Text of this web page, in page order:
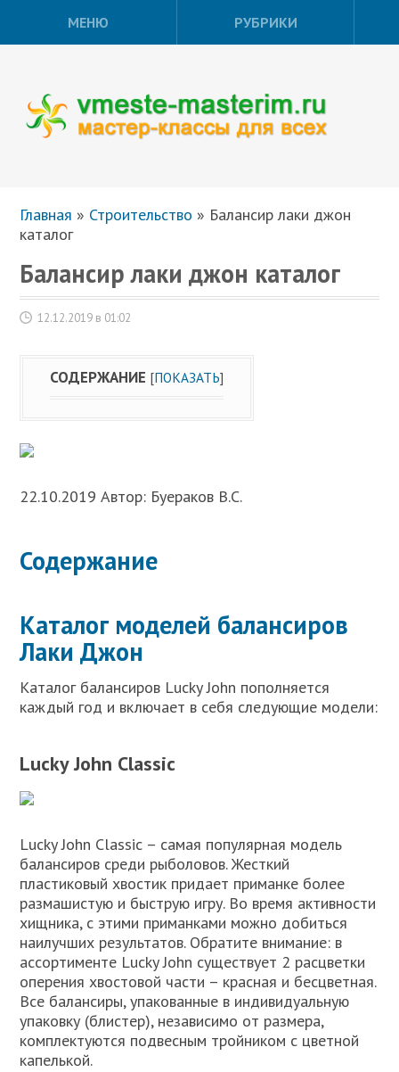
МЕНЮ РУБРИКИ
Главная » Строительство » Балансир лаки джон
каталог
Балансир лаки джон каталог
12.12.2019 в 01:02
СОДЕРЖАНИЕ [ПОКАЗАТЬ]
22.10.2019 Автор: Буераков В.С.
Содержание
Каталог моделей балансиров
Лаки Джон
Каталог балансиров Lucky John пополняется
каждый год и включает в себя следующие модели:
Lucky John Classic
Lucky John Classic – самая популярная модель
балансиров среди рыболовов. Жесткий
пластиковый хвостик придает приманке более
размашистую и быструю игру. Во время активности
хищника, с этими приманками можно добиться
наилучших результатов. Обратите внимание: в
ассортименте Lucky John существует 2 расцветки
оперения хвостовой части – красная и бесцветная.
Все балансиры, упакованные в индивидуальную
упаковку (блистер), независимо от размера,
комплектуются подвесным тройником с цветной
капелькой.